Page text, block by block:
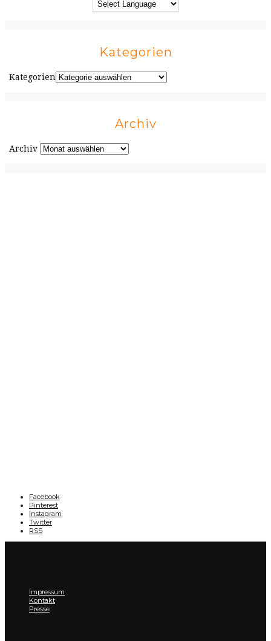
Kategorien
Kategorien
Archiv
Archiv
Facebook
Pinterest
Instagram
Twitter
RSS
Impressum
Kontakt
Presse